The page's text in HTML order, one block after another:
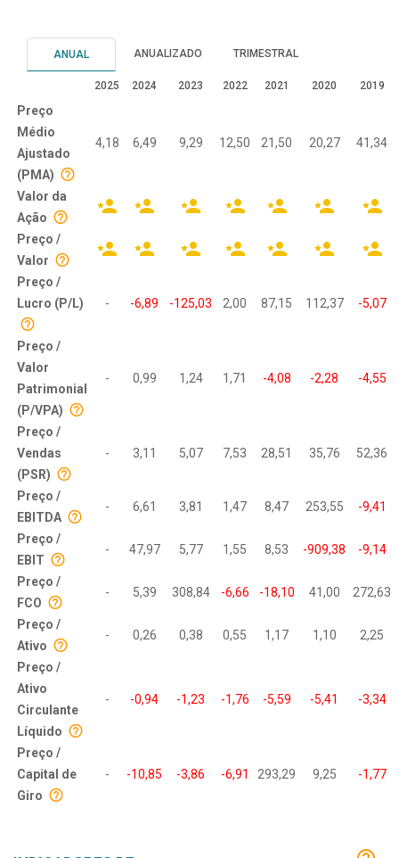
ANUAL ANUALIZADO TRIMESTRAL
2025 2024 2023 2022 2021 2020 2019
Preço
Médio
Ajustado
(PMA)
4,18 6,49 9,29 12,50 21,50 20,27 41,34
Valor da
Ação
Preço /
Valor
Preço /
Lucro (P/L)
- -6,89 -125,03 2,00 87,15 112,37 -5,07
Preço /
Valor
Patrimonial
(P/VPA)
- 0,99 1,24 1,71 -4,08 -2,28 -4,55
Preço /
Vendas
(PSR)
- 3,11 5,07 7,53 28,51 35,76 52,36
Preço /
EBITDA
- 6,61 3,81 1,47 8,47 253,55 -9,41
Preço /
EBIT
- 47,97 5,77 1,55 8,53 -909,38 -9,14
Preço /
FCO
- 5,39 308,84 -6,66 -18,10 41,00 272,63
Preço /
Ativo
- 0,26 0,38 0,55 1,17 1,10 2,25
Preço /
Ativo
Circulante
Líquido
- -0,94 -1,23 -1,76 -5,59 -5,41 -3,34
Preço /
Capital de
Giro
- -10,85 -3,86 -6,91 293,29 9,25 -1,77